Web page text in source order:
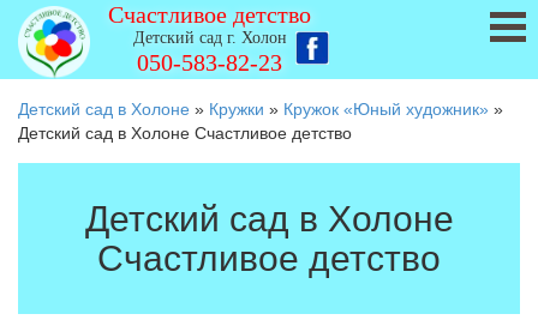
Счастливое детство
Детский сад г. Холон
050-583-82-23
Детский сад в Холоне » Кружки » Кружок «Юный художник» »
Детский сад в Холоне Счастливое детство
Детский сад в Холоне
Счастливое детство